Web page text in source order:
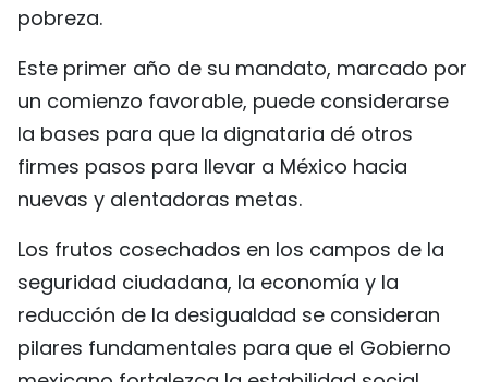
pobreza.
Este primer año de su mandato, marcado por
un comienzo favorable, puede considerarse
la bases para que la dignataria dé otros
firmes pasos para llevar a México hacia
nuevas y alentadoras metas.
Los frutos cosechados en los campos de la
seguridad ciudadana, la economía y la
reducción de la desigualdad se consideran
pilares fundamentales para que el Gobierno